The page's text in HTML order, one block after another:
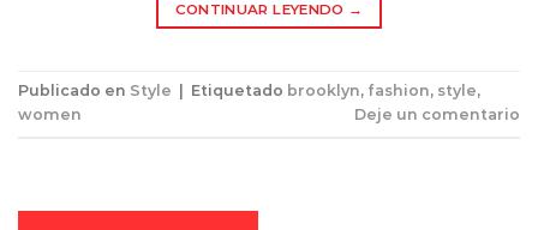
CONTINUAR LEYENDO →
Publicado en Style Etiquetado brooklyn, fashion, style,
women
Deje un comentario